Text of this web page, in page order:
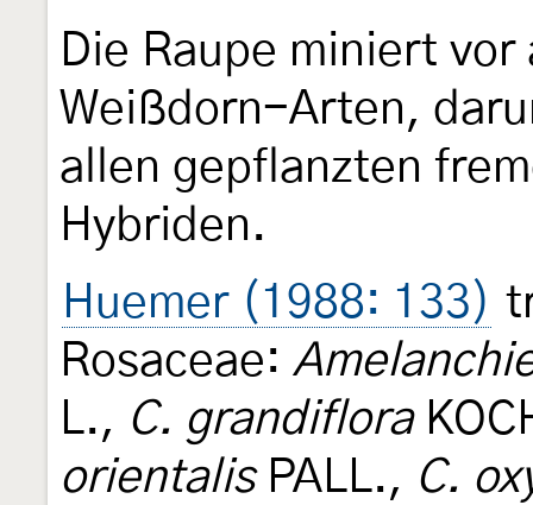
Die Raupe miniert
Weißdorn-Arten,
allen gepflanzten
Hybriden.
Huemer (1988: 133)
Rosaceae:
L., C. grandiflora
orientalisPALL., C.